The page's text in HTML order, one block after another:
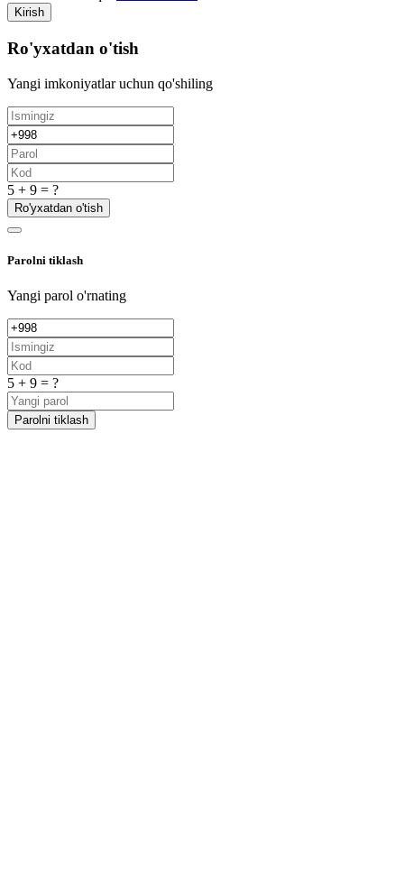
Kirish
Ro'yxatdan o'tish
Yangi imkoniyatlar uchun qo'shiling
5 + 9 = ?
Ro'yxatdan o'tish
Parolni tiklash
Yangi parol o'rnating
5 + 9 = ?
Parolni tiklash